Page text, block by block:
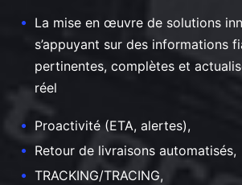
La mise en œuvre de solutions
s’appuyant sur des informations
pertinentes, complètes et
réel
Proactivité (ETA, alertes),
Retour de livraisons automatisés,
TRACKING/TRACING,